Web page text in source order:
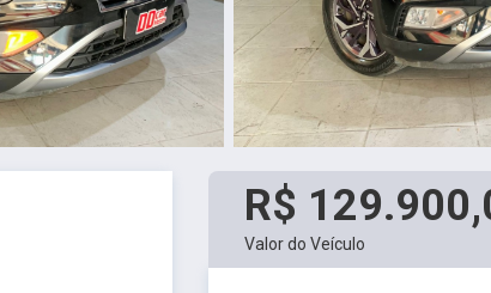
R$
Valor do Veículo